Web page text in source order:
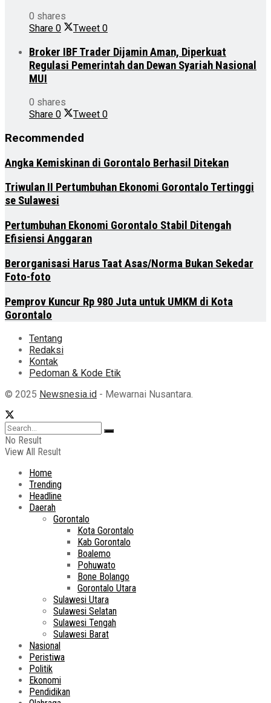
0 shares
Share 0 Tweet 0
Broker IBF Trader Dijamin Aman, Diperkuat
Regulasi Pemerintah dan Dewan Syariah Nasional
MUI
0 shares
Share 0 Tweet 0
Recommended
Angka Kemiskinan di Gorontalo Berhasil Ditekan
Triwulan II Pertumbuhan Ekonomi Gorontalo Tertinggi
se Sulawesi
Pertumbuhan Ekonomi Gorontalo Stabil Ditengah
Efisiensi Anggaran
Berorganisasi Harus Taat Asas/Norma Bukan Sekedar
Foto-foto
Pemprov Kuncur Rp 980 Juta untuk UMKM di Kota
Gorontalo
Tentang
Redaksi
Kontak
Pedoman & Kode Etik
© 2025 Newsnesia.id - Mewarnai Nusantara.
No Result
View All Result
Home
Trending
Headline
Daerah
Gorontalo
Kota Gorontalo
Kab Gorontalo
Boalemo
Pohuwato
Bone Bolango
Gorontalo Utara
Sulawesi Utara
Sulawesi Selatan
Sulawesi Tengah
Sulawesi Barat
Nasional
Peristiwa
Politik
Ekonomi
Pendidikan